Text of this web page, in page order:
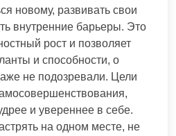
новому, развивать свои
внутренние барьеры. Это
рост и позволяет
и способности, о
не подозревали. Цели
и увереннее в себе.
на одном месте, не